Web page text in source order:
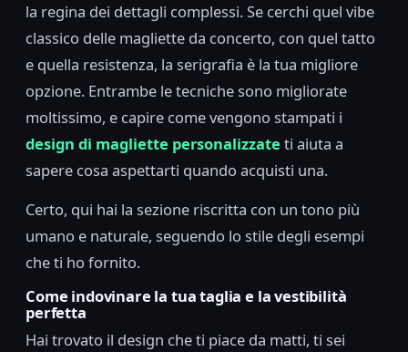
la regina dei dettagli complessi. Se cerchi quel vibe
classico delle magliette da concerto, con quel tatto
e quella resistenza, la serigrafia è la tua migliore
opzione. Entrambe le tecniche sono migliorate
moltissimo, e capire come vengono stampati i
design di magliette personalizzate ti aiuta a
sapere cosa aspettarti quando acquisti una.
Certo, qui hai la sezione riscritta con un tono più
umano e naturale, seguendo lo stile degli esempi
che ti ho fornito.
Come indovinare la tua taglia e la vestibilità
perfetta
Hai trovato il design che ti piace da matti, ti sei